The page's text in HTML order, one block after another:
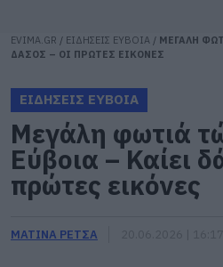
EVIMA.GR / ΕΙΔΗΣΕΙΣ ΕΥΒΟΙΑ / ΜΕΓΑΛΗ
ΔΑΣΟΣ – ΟΙ ΠΡΩΤΕΣ ΕΙΚΟΝΕΣ
ΕΙΔΗΣΕΙΣ ΕΥΒΟΙΑ
Μεγάλη φωτιά
Εύβοια – Καίει
πρώτες εικόνες
ΜΑΤΙΝΑ ΡΕΤΣΑ